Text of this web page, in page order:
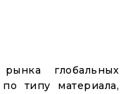
глобальных
типу материала,